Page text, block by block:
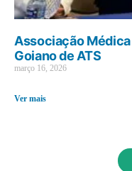
Associação
Goiano de ATS
março 16, 2026
Ver mais